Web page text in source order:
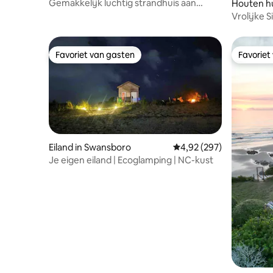
Gemakkelijk luchtig strandhuis aan
Houten
Vrolijke
Favoriet van gasten
Favoriet van gasten
Eiland in Swansboro Gemiddelde
4,92 (297)
Je eigen eiland | Ecoglamping | NC-kust